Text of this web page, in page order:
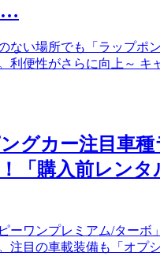
…
ない場所でも「ラップポ
利便性がさらに向上～ キ
グカー注目車種
「購入前レンタ
ーワンプレミアム/ターボ
注目の車載装備も「オプシ